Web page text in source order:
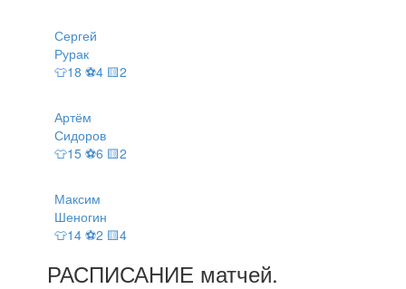
Сергей
Рурак
👕18 ⚽4 🟨2
Артём
Сидоров
👕15 ⚽6 🟨2
Максим
Шеногин
👕14 ⚽2 🟨4
РАСПИСАНИЕ матчей.